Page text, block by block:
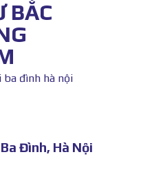
ba đình hà nội
Đình, Hà Nội